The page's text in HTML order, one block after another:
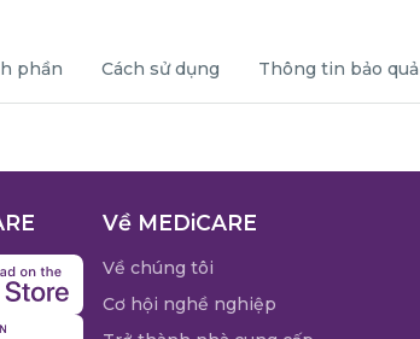
phần Cách sử dụng Thông tin bảo
Về MEDiCARE
Về chúng tôi
Cơ hội nghề nghiệp